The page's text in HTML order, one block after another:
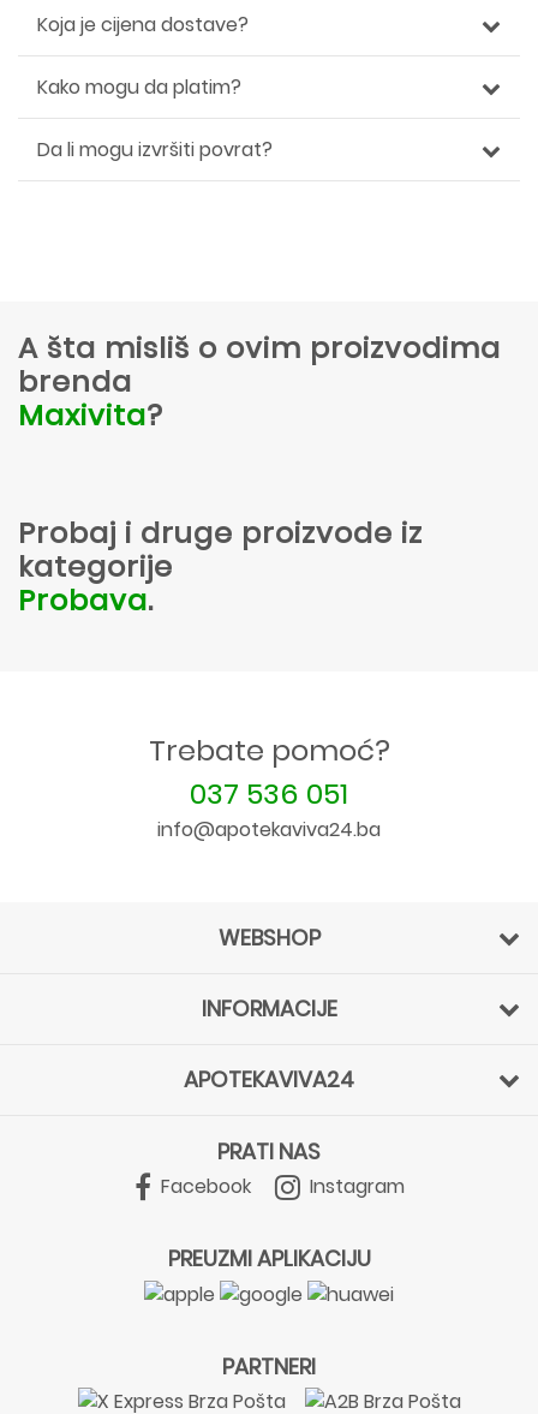
Koja je cijena dostave?
Kako mogu da platim?
Da li mogu izvršiti povrat?
A šta misliš o ovim proizvodima
brenda
Maxivita?
Probaj i druge proizvode iz
kategorije
Probava.
Trebate pomoć?
037 536 051
info@apotekaviva24.ba
WEBSHOP
INFORMACIJE
APOTEKAVIVA24
PRATI NAS
Facebook Instagram
PREUZMI APLIKACIJU
PARTNERI